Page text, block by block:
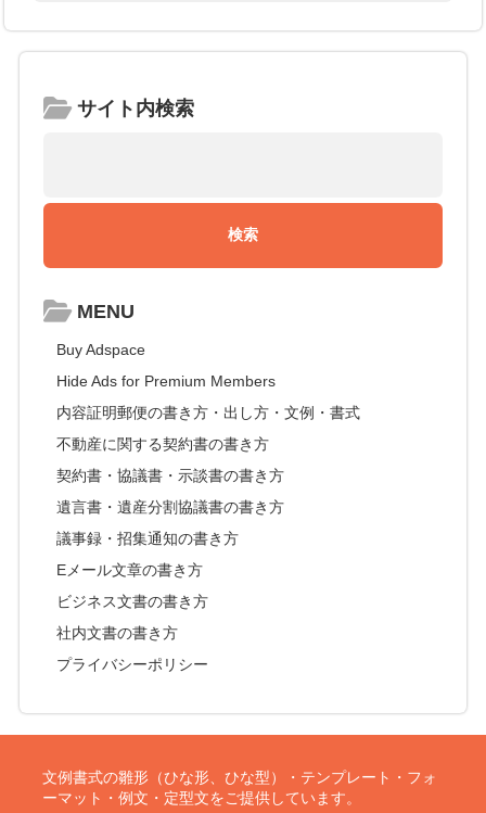
サイト内検索
MENU
Buy Adspace
Hide Ads for Premium Members
内容証明郵便の書き方・出し方・文例・書式
不動産に関する契約書の書き方
契約書・協議書・示談書の書き方
遺言書・遺産分割協議書の書き方
議事録・招集通知の書き方
Eメール文章の書き方
ビジネス文書の書き方
社内文書の書き方
プライバシーポリシー
文例書式の雛形（ひな形、ひな型）・テンプレート・フォ
ーマット・例文・定型文をご提供しています。